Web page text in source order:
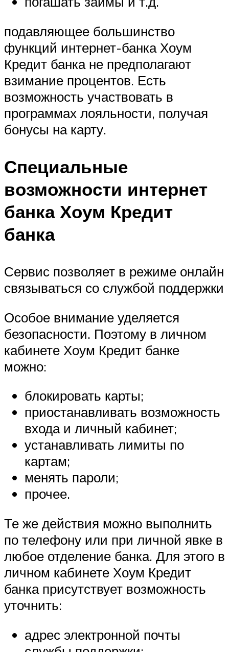
подавляющее большинство
функций интернет-банка Хоум
Кредит банка не предполагают
взимание процентов. Есть
возможность участвовать в
программах лояльности, получая
бонусы на карту.
Специальные
возможности интернет
банка Хоум Кредит
банка
Сервис позволяет в режиме онлайн
связываться со службой поддержки
Особое внимание уделяется
безопасности. Поэтому в личном
кабинете Хоум Кредит банке
можно:
блокировать карты;
приостанавливать возможность
входа и личный кабинет;
устанавливать лимиты по
картам;
менять пароли;
прочее.
Те же действия можно выполнить
по телефону или при личной явке в
любое отделение банка. Для этого в
личном кабинете Хоум Кредит
банка присутствует возможность
уточнить:
адрес электронной почты